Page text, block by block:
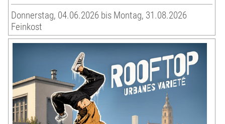
Donnerstag, 04.06.2026 bis Montag, 31.08.2026
Feinkost